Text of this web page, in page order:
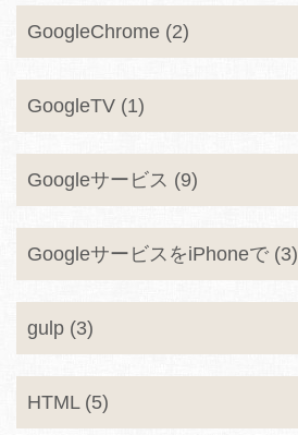
GoogleChrome (2)
GoogleTV (1)
Googleサービス (9)
GoogleサービスをiPhoneで (3)
gulp (3)
HTML (5)